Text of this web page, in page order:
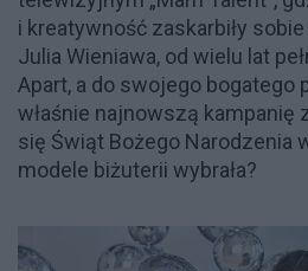
i kreatywność zaskarbiły
Julia Wieniawa, od wielu lat
Apart, a do swojego bogatego
właśnie najnowszą kampanię
się Świąt Bożego Narodzenia
modele biżuterii wybrała?